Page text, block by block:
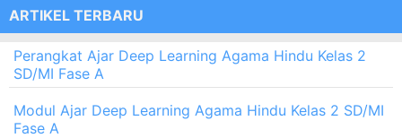
ARTIKEL TERBARU
Perangkat Ajar Deep Learning Agama Hindu Kelas 2
SD/MI Fase A
Modul Ajar Deep Learning Agama Hindu Kelas 2 SD/MI
Fase A